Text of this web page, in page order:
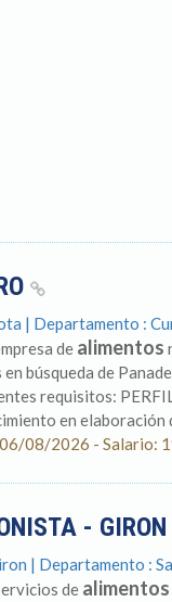
| Departamento :
de alimentos
búsqueda de
requisitos:
en elaboración
08/2026 - Salario:
- GIRON
| Departamento :
de alimentos